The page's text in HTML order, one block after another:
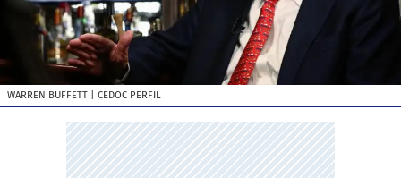
WARREN BUFFETT | CEDOC PERFIL